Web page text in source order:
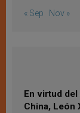
« Sep Nov »
En virtud
China, León